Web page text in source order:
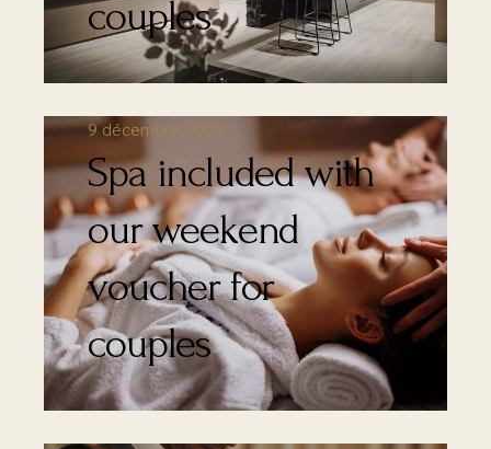
couples
9 décembre 2020
Spa included with
our weekend
voucher for
couples